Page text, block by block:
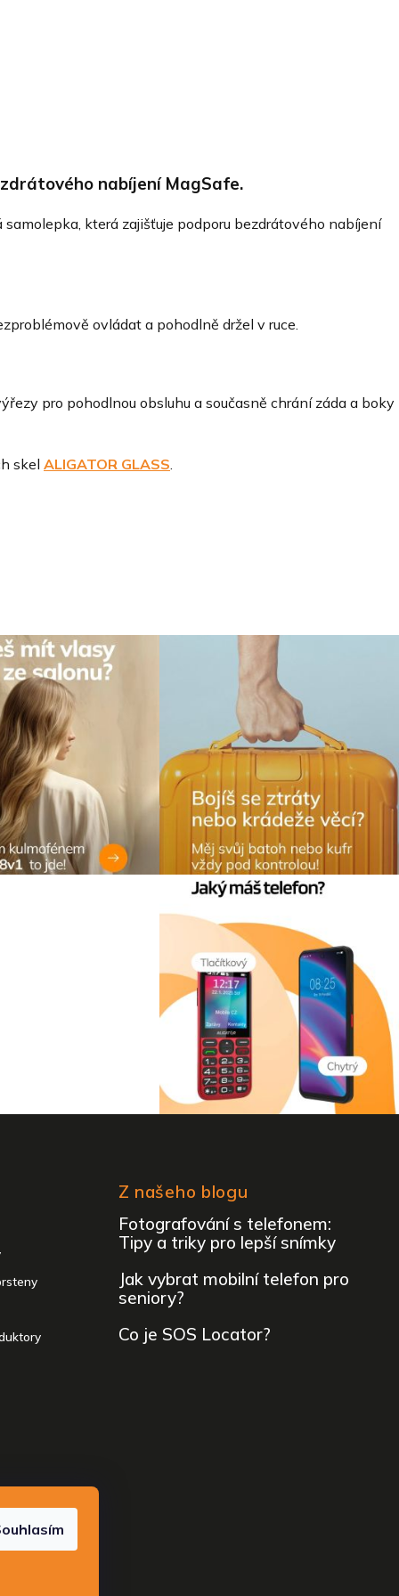
nabíjení MagSafe.
která zajišťuje podporu bezdrátového nabíjení
ovládat a pohodlně držel v ruce.
pro pohodlnou obsluhu a současně chrání záda a boky
skel ALIGATOR GLASS.
Z našeho blogu
Fotografování s telefonem:
Tipy a triky pro lepší snímky
Jak vybrat mobilní telefon pro
seniory?
Co je SOS Locator?